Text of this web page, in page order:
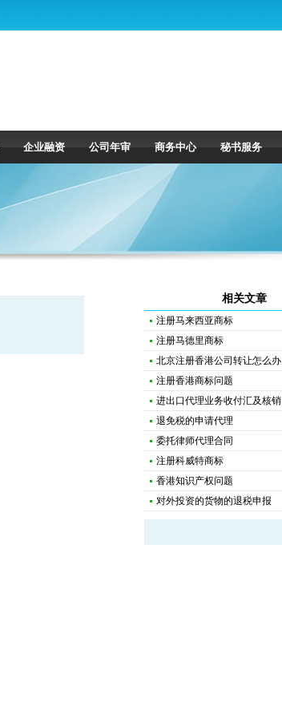
企业融资 公司年审 商务中心 秘书服务
相关文章
注册马来西亚商标
注册马德里商标
北京注册香港公司转让怎么办
注册香港商标问题
进出口代理业务收付汇及核销
退免税的申请代理
委托律师代理合同
注册科威特商标
香港知识产权问题
对外投资的货物的退税申报